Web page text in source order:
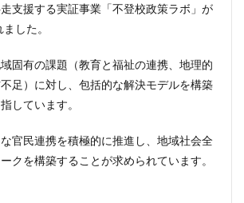
支援する実証事業「不登校政策ラボ」が
した。
固有の課題（教育と福祉の連携、地理的
足）に対し、包括的な解決モデルを構築
しています。
官民連携を積極的に推進し、地域社会全
クを構築することが求められています。